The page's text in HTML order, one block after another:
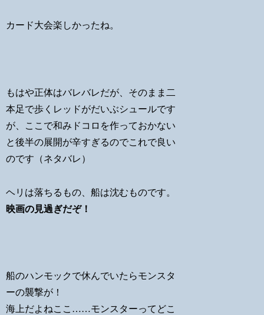
カード大会楽しかったね。
もはや正体はバレバレだが、そのまま二
本足で歩くレッドがだいぶシュールです
が、ここで和みドコロを作っておかない
と後半の展開が辛すぎるのでこれで良い
のです（ネタバレ）
ヘリは落ちるもの、船は沈むものです。
映画の見過ぎだぞ！
船のハンモックで休んでいたらモンスタ
ーの襲撃が！
海上だよねここ……モンスターってどこ